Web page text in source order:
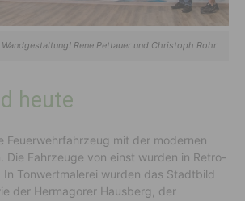
Rene Pettauer und Christoph Rohr
heute
Feuerwehrfahrzeug mit der modernen
Die Fahrzeuge von einst wurden in Retro-
Tonwertmalerei wurden das Stadtbild
der Hermagorer Hausberg, der